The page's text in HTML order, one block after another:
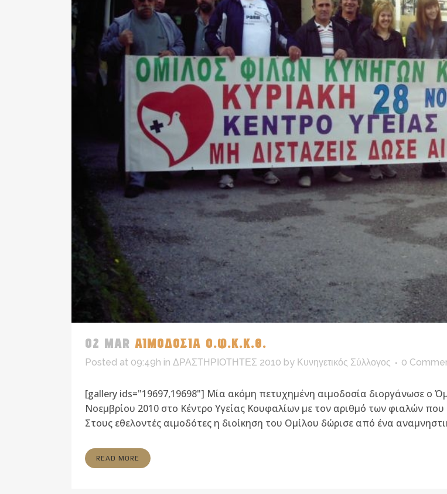
02 MAR ΑΙΜΟΔΟΣΙΑ Ο.Φ.Κ.Κ.Θ.
Posted at 09:49h in ΔΡΑΣΤΗΡΙΟΤΗΤΕΣ 2010 by Κυνηγετικός Σύλλογος 0
[gallery ids="19697,19698"] Μία ακόμη πετυχημένη αιμοδοσία διοργάνωσε ο
Νοεμβρίου 2010 στο Κέντρο Υγείας Κουφαλίων με τον αριθμό των φιαλών
Στους εθελοντές αιμοδότες η διοίκηση του Ομίλου δώρισε από ένα
READ MORE